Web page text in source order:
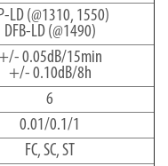
LD (@1310, 1550)
DFB-LD (@1490)
0.05dB/15min
+/- 0.10dB/8h
6
0.01/0.1/1
FC, SC, ST